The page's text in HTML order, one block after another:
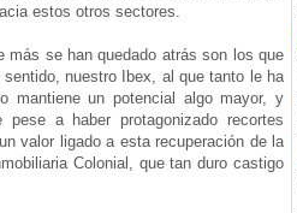
estos otros sectores.
se han quedado atrás son los que
nuestro Ibex, al que tanto le ha
mantiene un potencial algo mayor, y
a haber protagonizado recortes
valor ligado a esta recuperación de la
Colonial, que tan duro castigo